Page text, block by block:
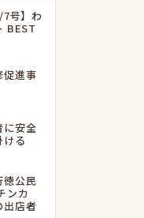
7号】わ
BEST
促進事
に安全
ける
徳公民
ンカ
出店者